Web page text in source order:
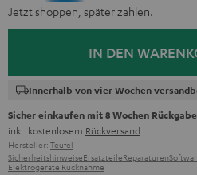
Jetzt shoppen, später zahlen.
IN DEN
Innerhalb von vier Wochen
Sicher einkaufen mit 8 Wochen
inkl. kostenlosem Rückversand
Hersteller: Teufel
SicherheitshinweiseErsatzteileReparaturen
Elektrogeräte Rücknahme